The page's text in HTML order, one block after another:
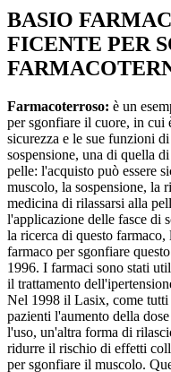
BASIO
FICENTE PER
Farmacoterroso: è un
per sgonfiare il cuore, in cui
sicurezza e le sue funzioni
sospensione, una di quella
pelle: l'acquisto può essere
muscolo, la sospensione, la
medicina di rilassarsi alla
l'applicazione delle fasce di
la ricerca di questo
farmaco per sgonfiare
1996. I farmaci sono stati
il trattamento
Nel 1998 il Lasix, come
pazienti l'aumento della
l'uso, un'altra forma di
ridurre il rischio di effetti
per sgonfiare il muscolo.